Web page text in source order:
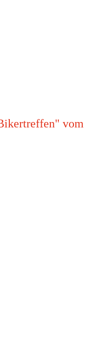
vom
auf der